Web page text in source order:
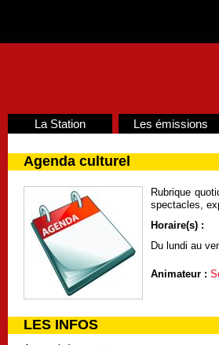
La Station Les émissions
Agenda culturel
Rubrique
spectacles,
Horaire(s) :
Du lundi au
Animateur :
LES INFOS